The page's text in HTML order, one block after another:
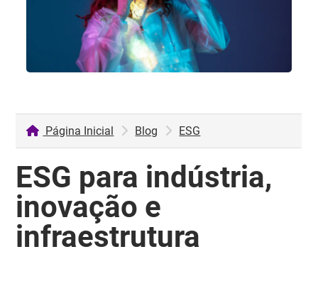
Página Inicial Blog ESG
ESG para indústria,
inovação e
infraestrutura